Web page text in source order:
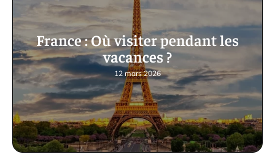
France : Où visiter pendant les
vacances ?
12 mars 2026